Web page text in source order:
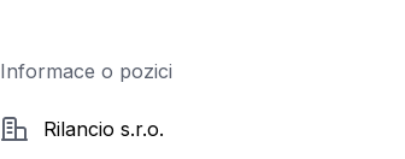
Informace o pozici
SpolečnostRilancio s.r.o.